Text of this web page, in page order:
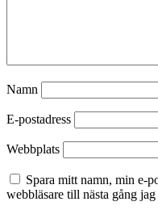
Namn
E-postadress
Webbplats
Spara mitt namn, min e-
webbläsare till nästa gång